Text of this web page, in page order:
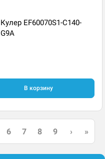
Кулер EF60070S1-C140-
G9A
В корзину
6 7 8 9 › »